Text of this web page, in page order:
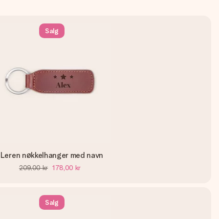
Salg
Leren nøkkelhanger med navn
209,00 kr 178,00 kr
Salg